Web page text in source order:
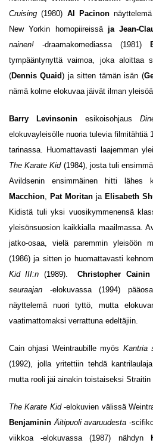
Cruising (1980) Al Pacinonnäyttelemä
New Yorkin homopiireissä ja Jean-
nainen! -draamakomediassa (1981)
tympääntynyttä vaimoa, joka aloittaa
(Dennis Quaid) ja sitten tämän isän (
nämä kolme elokuvaa jäivät ilman
Barry Levinsoninesikoisohjaus
elokuvayleisölle nuoria tulevia filmitähtiä
tarinassa. Huomattavasti laajemman
The Karate Kid(1984), josta tuli
Avildsenin ensimmäinen hitti lähes
Macchion, Pat Moritan ja Elisabeth
Kidistä tuli yksi vuosikymmenensä
yleisönsuosion kaikkialla maailmassa.
jatko-osaa, vielä paremmin yleisöön
(1986) ja sitten jo huomattavasti
Kid III:n (1989).Christopher Cainin
seuraajan -elokuvassa (1994)
näyttelemä nuori tyttö, mutta
vaatimattomaksi verrattuna edeltäjiin.
Cain ohjasi Weintraubille myös Kantria
(1992), jolla yritettiin tehdä
mutta rooli jäi ainakin toistaiseksi
The Karate Kid-elokuvien välissä
Benjaminin Äitipuoli avaruudesta -
viikkoa -elokuvassa (1987) nähdyn